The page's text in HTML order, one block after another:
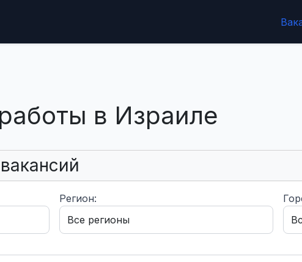
в Израиле
Регион: